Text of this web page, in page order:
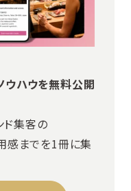
ウハウを無料公開
集客の
感までを1冊に集